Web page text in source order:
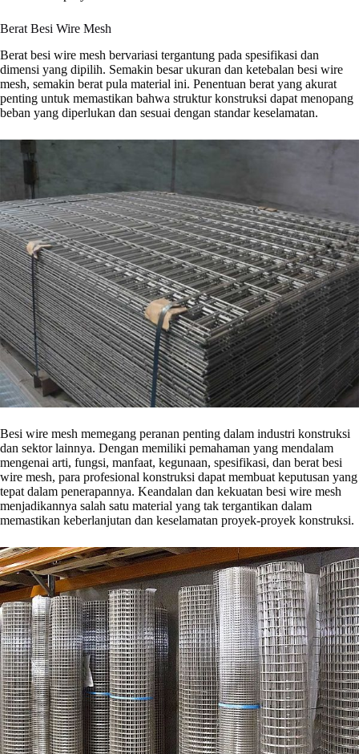
Berat Besi Wire Mesh
Berat besi wire mesh bervariasi tergantung pada spesifikasi dan
dimensi yang dipilih. Semakin besar ukuran dan ketebalan besi wire
mesh, semakin berat pula material ini. Penentuan berat yang akurat
penting untuk memastikan bahwa struktur konstruksi dapat menopang
beban yang diperlukan dan sesuai dengan standar keselamatan.
Besi wire mesh memegang peranan penting dalam industri konstruksi
dan sektor lainnya. Dengan memiliki pemahaman yang mendalam
mengenai arti, fungsi, manfaat, kegunaan, spesifikasi, dan berat besi
wire mesh, para profesional konstruksi dapat membuat keputusan yang
tepat dalam penerapannya. Keandalan dan kekuatan besi wire mesh
menjadikannya salah satu material yang tak tergantikan dalam
memastikan keberlanjutan dan keselamatan proyek-proyek konstruksi.